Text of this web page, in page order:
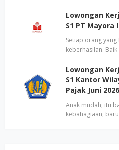
Lowongan
S1 PT Mayora
Setiap orang
keberhasilan.
Lowongan
S1 Kantor
Pajak Juni 2026
Anak mudah; itu
kebahagiaan,